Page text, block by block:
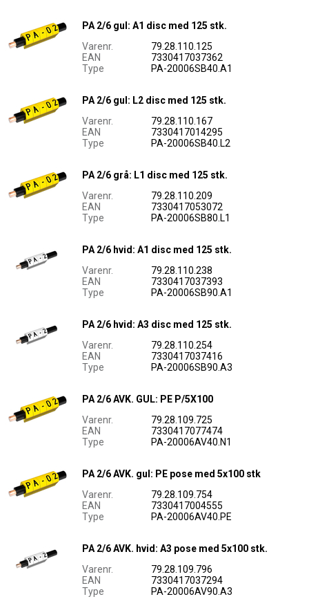
PA 2/6 gul: A1 disc med 125 stk.
Varenr.
79.28.110.125
EAN
7330417037362
Type
PA-20006SB40.A1
PA 2/6 gul: L2 disc med 125 stk.
Varenr.
79.28.110.167
EAN
7330417014295
Type
PA-20006SB40.L2
PA 2/6 grå: L1 disc med 125 stk.
Varenr.
79.28.110.209
EAN
7330417053072
Type
PA-20006SB80.L1
PA 2/6 hvid: A1 disc med 125 stk.
Varenr.
79.28.110.238
EAN
7330417037393
Type
PA-20006SB90.A1
PA 2/6 hvid: A3 disc med 125 stk.
Varenr.
79.28.110.254
EAN
7330417037416
Type
PA-20006SB90.A3
PA 2/6 AVK. GUL: PE P/5X100
Varenr.
79.28.109.725
EAN
7330417077474
Type
PA-20006AV40.N1
PA 2/6 AVK. gul: PE pose med 5x100 stk
Varenr.
79.28.109.754
EAN
7330417004555
Type
PA-20006AV40.PE
PA 2/6 AVK. hvid: A3 pose med 5x100 stk.
Varenr.
79.28.109.796
EAN
7330417037294
Type
PA-20006AV90.A3